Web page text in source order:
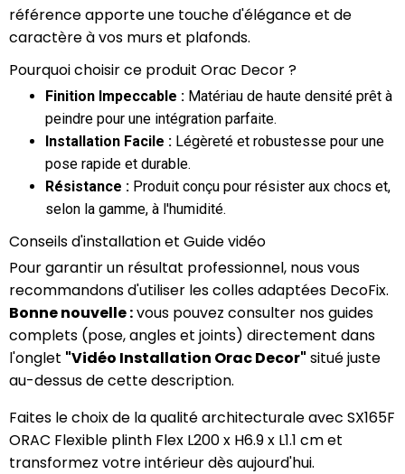
référence apporte une touche d'élégance et de
caractère à vos murs et plafonds.
Pourquoi choisir ce produit Orac Decor ?
Finition Impeccable : Matériau de haute densité prêt à
peindre pour une intégration parfaite.
Installation Facile : Légèreté et robustesse pour une
pose rapide et durable.
Résistance : Produit conçu pour résister aux chocs et,
selon la gamme, à l'humidité.
Conseils d'installation et Guide vidéo
Pour garantir un résultat professionnel, nous vous
recommandons d'utiliser les colles adaptées DecoFix.
Bonne nouvelle :vous pouvez consulter nos guides
complets (pose, angles et joints) directement dans
l'onglet "Vidéo Installation Orac Decor" situé juste
au-dessus de cette description.
Faites le choix de la qualité architecturale avec SX165F
ORAC Flexible plinth Flex L200 x H6.9 x L1.1 cm et
transformez votre intérieur dès aujourd'hui.